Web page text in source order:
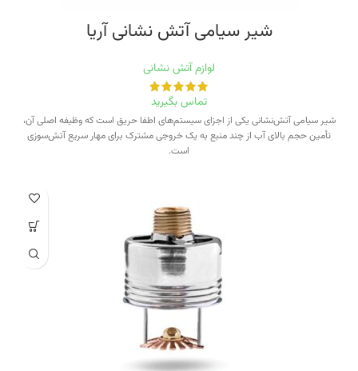
شیر سیامی آتش نشانی آریا
لوازم آتش نشانی
تماس بگیرید
شیر سیامی آتش‌نشانی یکی از اجزای سیستم‌های اطفا حریق است که وظیفه اصلی آن،
تأمین حجم بالای آب از چند منبع به یک خروجی مشترک برای مهار سریع آتش‌سوزی
است.